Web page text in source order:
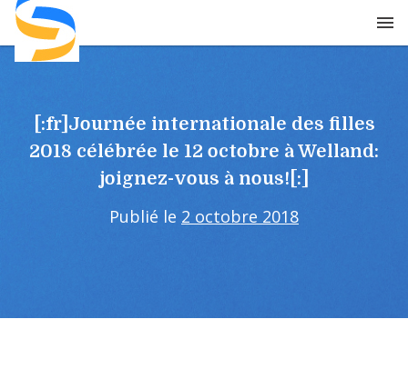
Skip
content
[:fr]Journée internationale des filles
2018 célébrée le 12 octobre à Welland:
joignez-vous à nous![:]
Publié le 2 octobre 2018